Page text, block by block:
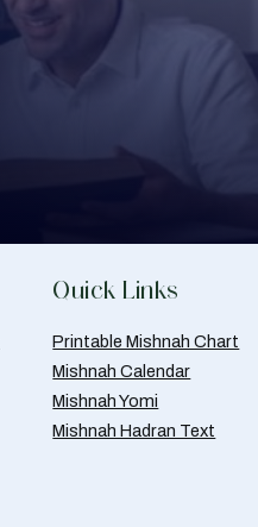
Quick Links
Printable Mishnah Chart
Mishnah Calendar
Mishnah Yomi
Mishnah Hadran Text